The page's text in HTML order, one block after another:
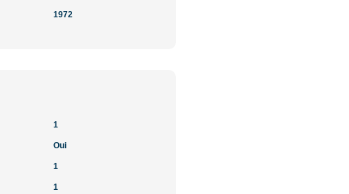
1972
1
Oui
1
1